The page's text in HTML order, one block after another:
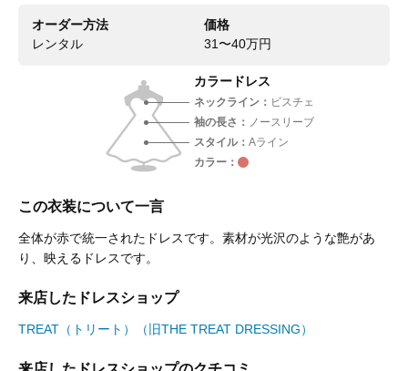
オーダー方法
レンタル
価格
31〜40万円
カラードレス
ネックライン
ビスチェ
袖の長さ
ノースリーブ
スタイル
Aライン
カラー
この衣装について一言
全体が赤で統一されたドレスです。素材が光沢のような艶があ
り、映えるドレスです。
来店したドレスショップ
TREAT（トリート）（旧THE TREAT DRESSING）